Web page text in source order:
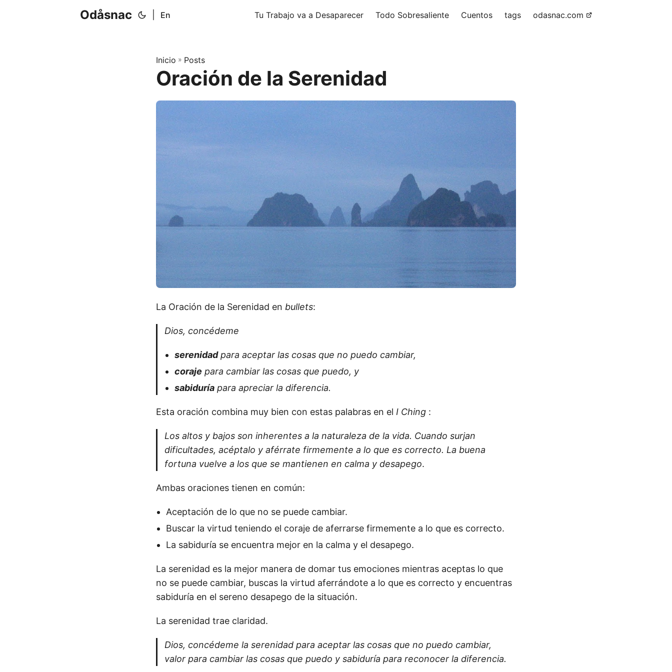
Odåsnac En Tu Trabajo va a Desaparecer Todo Sobresaliente Cuentos tags odasnac.com
Inicio » Posts
Oración de la Serenidad
La Oración de la Serenidad en bullets:
Dios, concédeme
serenidadpara aceptar las cosas que no puedo cambiar,
coraje para cambiar las cosas que puedo, y
sabiduría para apreciar la diferencia.
Esta oración combina muy bien con estas palabras en el I Ching :
Los altos y bajos son inherentes a la naturaleza de la vida. Cuando surjan
dificultades, acéptalo y aférrate firmemente a lo que es correcto. La buena
fortuna vuelve a los que se mantienen en calma y desapego.
Ambas oraciones tienen en común:
Aceptación de lo que no se puede cambiar.
Buscar la virtud teniendo el coraje de aferrarse firmemente a lo que es correcto.
La sabiduría se encuentra mejor en la calma y el desapego.
La serenidad es la mejor manera de domar tus emociones mientras aceptas lo que
no se puede cambiar, buscas la virtud aferrándote a lo que es correcto y encuentras
sabiduría en el sereno desapego de la situación.
La serenidad trae claridad.
Dios, concédeme la serenidad para aceptar las cosas que no puedo cambiar,
valor para cambiar las cosas que puedo y sabiduría para reconocer la diferencia.